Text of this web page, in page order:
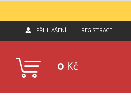
PŘIHLÁŠENÍ REGISTRACE
0 Kč